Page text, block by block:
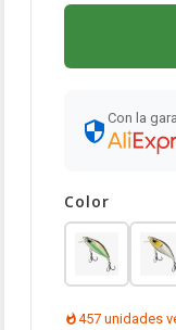
Con la
Color
457 unidades